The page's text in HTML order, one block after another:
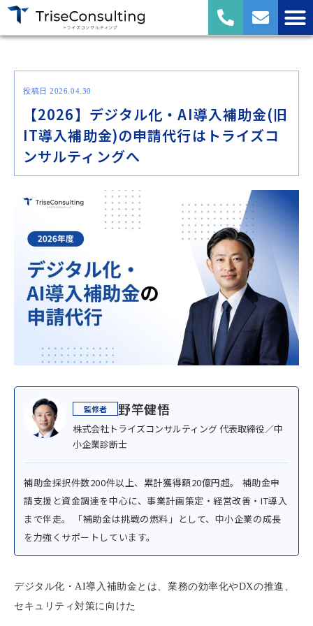
投稿日 2026.04.30
【2026】デジタル化・AI導入補助金(旧
IT導入補助金)の申請代行はトライズコ
ンサルティングへ
野竿健悟
株式会社トライズコンサルティング 代表取締役／中
小企業診断士
補助金採択件数200件以上、累計獲得額20億円超。 補助金申
請支援と資金調達を中心に、事業計画策定・経営改善・IT導入
まで伴走。 「補助金は挑戦の燃料」として、中小企業の成長
を力強くサポートしています。
デジタル化・AI導入補助金とは、業務の効率化やDXの推進、
セキュリティ対策に向けた